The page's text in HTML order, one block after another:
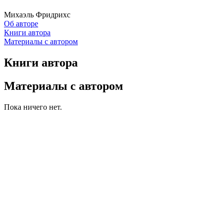
Михаэль Фридрихс
Об авторе
Книги автора
Материалы с автором
Книги автора
Материалы с автором
Пока ничего нет.